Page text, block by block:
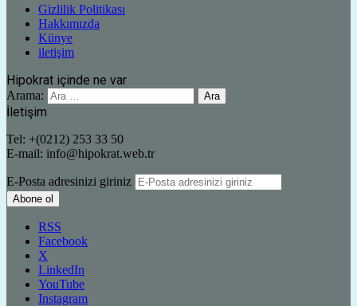
Gizlilik Politikası
Hakkımızda
Künye
iletişim
Hipokrat içinde ne var
Arama:
İletişim
Tel: +(0212) 253 33 50
E-mail: info@hipokrat.web.tr
E-Posta adresinizi giriniz
RSS
Facebook
X
LinkedIn
YouTube
Instagram